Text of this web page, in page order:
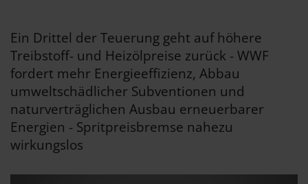
Ein Drittel der Teuerung geht auf höhere
Treibstoff- und Heizölpreise zurück - WWF
fordert mehr Energieeffizienz, Abbau
umweltschädlicher Subventionen und
naturverträglichen Ausbau erneuerbarer
Energien - Spritpreisbremse nahezu
wirkungslos